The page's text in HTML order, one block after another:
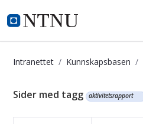
i.ntnu.no
Intranettet Kunnskapsbasen
Kunnskapsbasen
Sider med tagg aktivitetsrapport